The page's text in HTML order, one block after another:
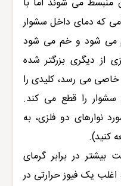
می شوند اما با
که دمای داخل سشوار
می شود و خم می شود
از دیگری بزرگتر شده
می رسد، کلیدی را
را قطع می کند.
نوارهای دو فلزی، به
کنید).
بیشتر در برابر گرمای
یک فیوز حرارتی در